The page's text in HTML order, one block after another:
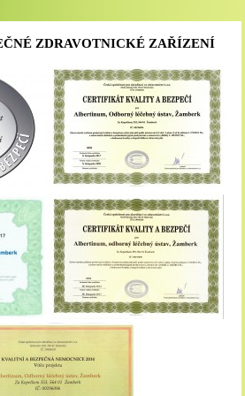
ZDRAVOTNICKÉ ZAŘÍZENÍ